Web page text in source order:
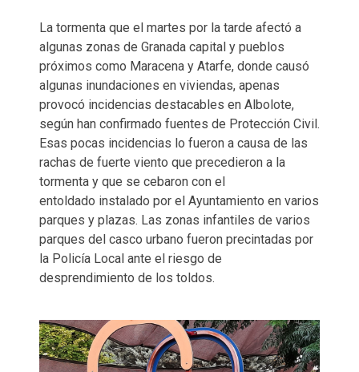
La tormenta que el martes por la tarde afectó a
algunas zonas de Granada capital y pueblos
próximos como Maracena y Atarfe, donde causó
algunas inundaciones en viviendas, apenas
provocó incidencias destacables en Albolote,
según han confirmado fuentes de Protección Civil.
Esas pocas incidencias lo fueron a causa de las
rachas de fuerte viento que precedieron a la
tormenta y que se cebaron con el
entoldado instalado por el Ayuntamiento en varios
parques y plazas. Las zonas infantiles de varios
parques del casco urbano fueron precintadas por
la Policía Local ante el riesgo de
desprendimiento de los toldos.